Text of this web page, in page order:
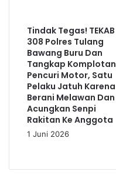
Tindak Tegas! TEKAB
308 Polres Tulang
Bawang Buru Dan
Tangkap Komplotan
Pencuri Motor, Satu
Pelaku Jatuh Karena
Berani Melawan Dan
Acungkan Senpi
Rakitan Ke Anggota
1 Juni 2026